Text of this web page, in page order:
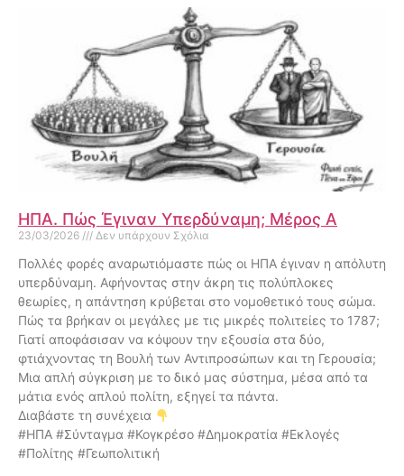
ΗΠΑ. Πώς Έγιναν Υπερδύναμη; Μέρος Α
23/03/2026 Δεν υπάρχουν Σχόλια
Πολλές φορές αναρωτιόμαστε πώς οι ΗΠΑ έγιναν η απόλυτη
υπερδύναμη. Αφήνοντας στην άκρη τις πολύπλοκες
θεωρίες, η απάντηση κρύβεται στο νομοθετικό τους σώμα.
Πώς τα βρήκαν οι μεγάλες με τις μικρές πολιτείες το 1787;
Γιατί αποφάσισαν να κόψουν την εξουσία στα δύο,
φτιάχνοντας τη Βουλή των Αντιπροσώπων και τη Γερουσία;
Μια απλή σύγκριση με το δικό μας σύστημα, μέσα από τα
μάτια ενός απλού πολίτη, εξηγεί τα πάντα.
Διαβάστε τη συνέχεια
#ΗΠΑ #Σύνταγμα #Κογκρέσο #Δημοκρατία #Εκλογές
#Πολίτης #Γεωπολιτική